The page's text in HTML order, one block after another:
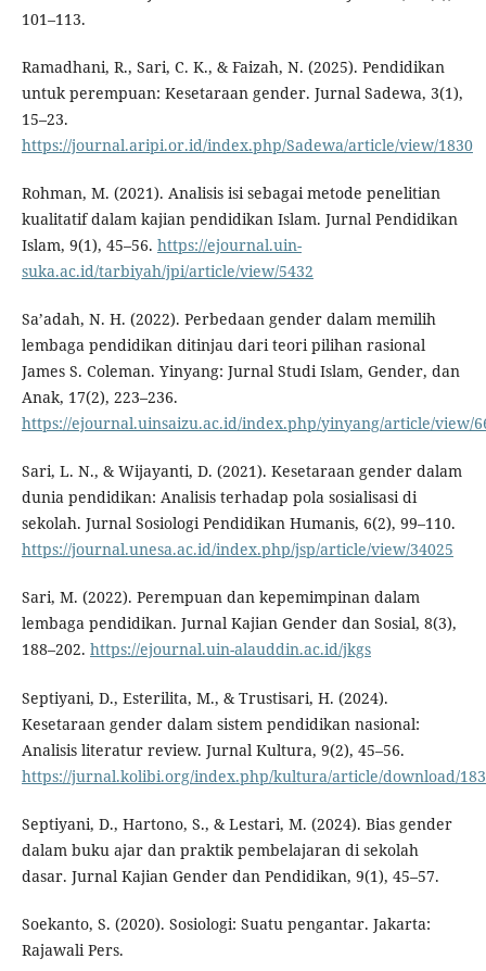
101–113.
Ramadhani, R., Sari, C. K., & Faizah, N. (2025). Pendidikan
untuk perempuan: Kesetaraan gender. Jurnal Sadewa, 3(1),
15–23.
https://journal.aripi.or.id/index.php/Sadewa/article/view/1830
Rohman, M. (2021). Analisis isi sebagai metode penelitian
kualitatif dalam kajian pendidikan Islam. Jurnal Pendidikan
Islam, 9(1), 45–56. https://ejournal.uin-
suka.ac.id/tarbiyah/jpi/article/view/5432
Sa’adah, N. H. (2022). Perbedaan gender dalam memilih
lembaga pendidikan ditinjau dari teori pilihan rasional
James S. Coleman. Yinyang: Jurnal Studi Islam, Gender, dan
Anak, 17(2), 223–236.
https://ejournal.uinsaizu.ac.id/index.php/yinyang/article/view/
Sari, L. N., & Wijayanti, D. (2021). Kesetaraan gender dalam
dunia pendidikan: Analisis terhadap pola sosialisasi di
sekolah. Jurnal Sosiologi Pendidikan Humanis, 6(2), 99–110.
https://journal.unesa.ac.id/index.php/jsp/article/view/34025
Sari, M. (2022). Perempuan dan kepemimpinan dalam
lembaga pendidikan. Jurnal Kajian Gender dan Sosial, 8(3),
188–202. https://ejournal.uin-alauddin.ac.id/jkgs
Septiyani, D., Esterilita, M., & Trustisari, H. (2024).
Kesetaraan gender dalam sistem pendidikan nasional:
Analisis literatur review. Jurnal Kultura, 9(2), 45–56.
https://jurnal.kolibi.org/index.php/kultura/article/download/
Septiyani, D., Hartono, S., & Lestari, M. (2024). Bias gender
dalam buku ajar dan praktik pembelajaran di sekolah
dasar. Jurnal Kajian Gender dan Pendidikan, 9(1), 45–57.
Soekanto, S. (2020). Sosiologi: Suatu pengantar. Jakarta:
Rajawali Pers.